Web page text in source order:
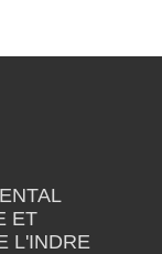
ET
L'INDRE